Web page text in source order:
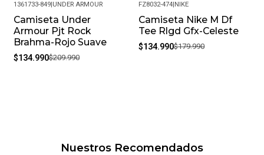
-36%
1361733-849| UNDER ARMOUR
Camiseta Under
Armour Pjt Rock
Brahma-Rojo Suave
$134.990$209.990
-25%
FZ8032-474 NIKE
Camiseta Nike M Df
Tee Rlgd Gfx-Celeste
$134.990$179.990
Nuestros Recomendados